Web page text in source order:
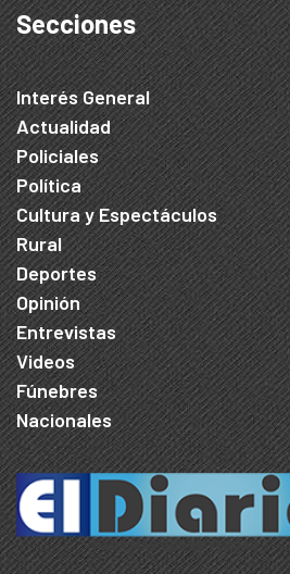
Secciones
Interés General
Actualidad
Policiales
Política
Cultura y Espectáculos
Rural
Deportes
Opinión
Entrevistas
Videos
Fúnebres
Nacionales